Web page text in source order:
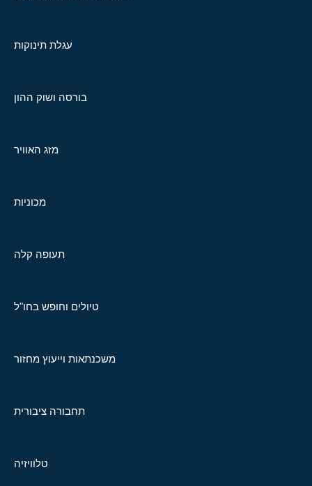
עגלת תינוקות
בורסה ושוק ההון
מזג האוויר
מכוניות
תעופה קלה
טיולים וחופש בחו"ל
משכנתאות וייעוץ מחזור
תחבורה ציבורית
טלוויזיה